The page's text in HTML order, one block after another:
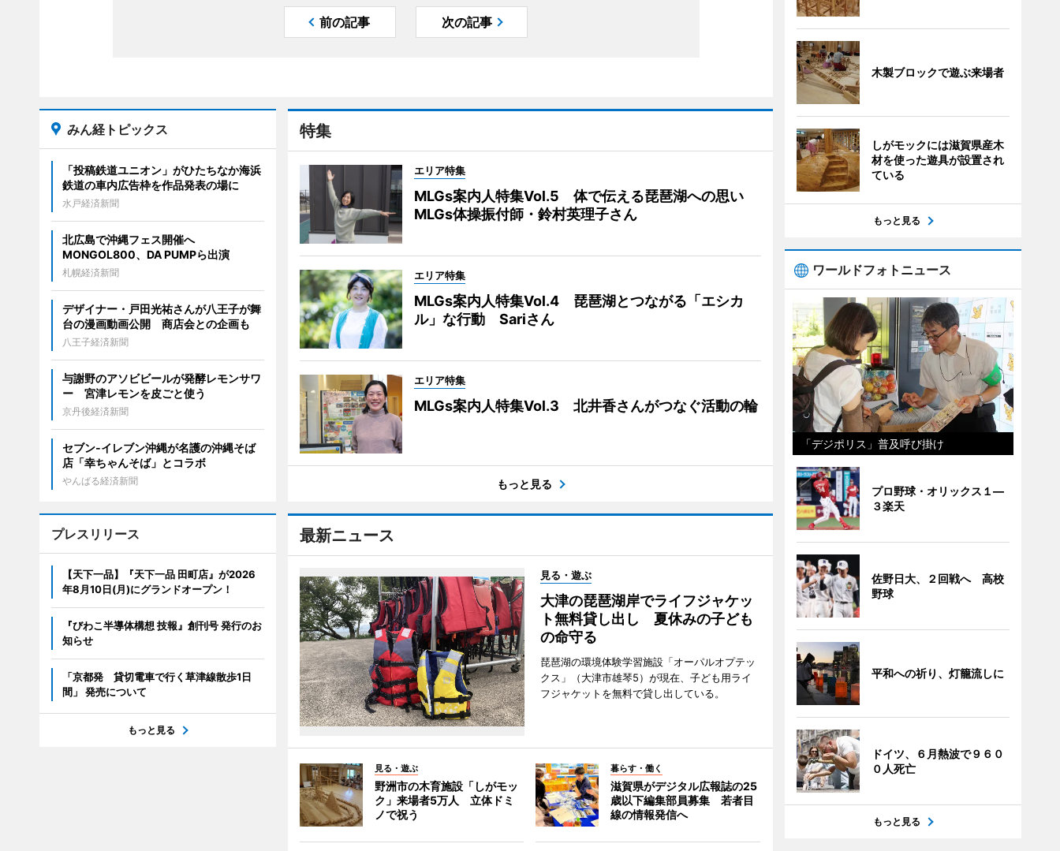
前の記事 次の記事
特集
エリア特集
MLGs案内人特集Vol.5 体で伝える琵琶湖への思い
MLGs体操振付師・鈴村英理子さん
エリア特集
MLGs案内人特集Vol.4 琵琶湖とつながる「エシカ
ル」な行動 Sariさん
エリア特集
MLGs案内人特集Vol.3 北井香さんがつなぐ活動の輪
もっと見る
最新ニュース
見る・遊ぶ
大津の琵琶湖岸でライフジャケッ
ト無料貸し出し 夏休みの子ども
の命守る
琵琶湖の環境体験学習施設「オーパルオプテッ
クス」（大津市雄琴5）が現在、子ども用ライ
フジャケットを無料で貸し出している。
見る・遊ぶ
野洲市の木育施設「しがモッ
ク」来場者5万人 立体ドミ
ノで祝う
暮らす・働く
滋賀県がデジタル広報誌の25
歳以下編集部員募集 若者目
線の情報発信へ
みん経トピックス
「投稿鉄道ユニオン」がひたちなか海浜
鉄道の車内広告枠を作品発表の場に
水戸経済新聞
北広島で沖縄フェス開催へ
MONGOL800、DA PUMPら出演
札幌経済新聞
デザイナー・戸田光祐さんが八王子が舞
台の漫画動画公開 商店会との企画も
八王子経済新聞
与謝野のアソビビールが発酵レモンサワ
ー 宮津レモンを皮ごと使う
京丹後経済新聞
セブン‐イレブン沖縄が名護の沖縄そば
店「幸ちゃんそば」とコラボ
やんばる経済新聞
プレスリリース
【天下一品】『天下一品 田町店』が2026
年8月10日(月)にグランドオープン！
『びわこ半導体構想 技報』創刊号 発行のお
知らせ
「京都発 貸切電車で行く草津線散歩1日
間」 発売について
もっと見る
木製ブロックで遊ぶ来場者
しがモックには滋賀県産木
材を使った遊具が設置され
ている
もっと見る
ワールドフォトニュース
「デジポリス」普及呼び掛け
プロ野球・オリックス１―
３楽天
佐野日大、２回戦へ 高校
野球
平和への祈り、灯籠流しに
ドイツ、６月熱波で９６０
０人死亡
もっと見る